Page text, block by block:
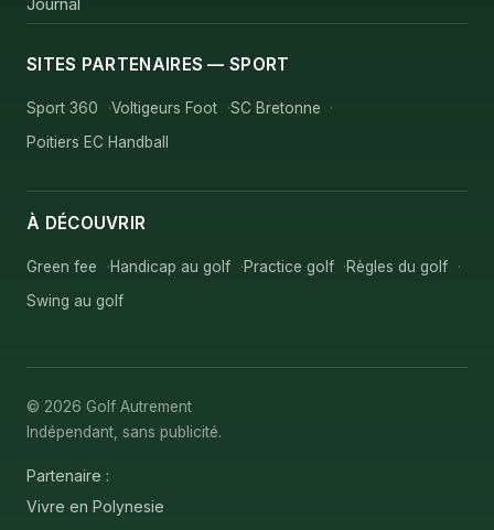
SITES PARTENAIRES — SPORT
Sport 360 Voltigeurs Foot
SC Bretonne
Poitiers EC Handball
À DÉCOUVRIR
Green fee Handicap au golf Practice golf
Règles du golf
Swing au golf
© 2026 Golf Autrement
Indépendant, sans publicité.
Partenaire :
Vivre en Polynesie